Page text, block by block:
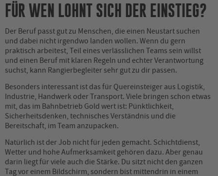
FÜR WEN LOHNT SICH DER EINSTIEG?
Der Beruf passt gut zu Menschen, die einen Neustart suchen
und dabei nicht irgendwo landen wollen. Wenn du gern
praktisch arbeitest, Teil eines verlässlichen Teams sein willst
und einen Beruf mit klaren Regeln und echter Verantwortung
suchst, kann Rangierbegleiter sehr gut zu dir passen.
Besonders interessant ist das für Quereinsteiger aus Logistik,
Industrie, Handwerk oder Transport. Viele bringen schon etwas
mit, das im Bahnbetrieb Gold wert ist: Pünktlichkeit,
Sicherheitsdenken, technisches Verständnis und die
Bereitschaft, im Team anzupacken.
Natürlich ist der Job nicht für jeden gemacht. Schichtdienst,
Wetter und hohe Aufmerksamkeit gehören dazu. Aber genau
darin liegt für viele auch die Stärke. Du sitzt nicht den ganzen
Tag vor einem Bildschirm, sondern bist mittendrin in einem